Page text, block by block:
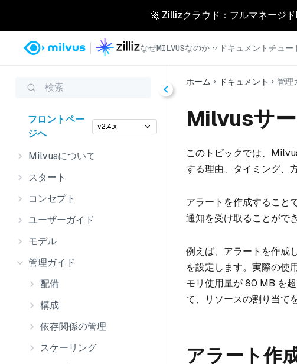
🚀 Zillizクラウド：フルマネージ
なぜMILVUSなのか ドキュメント チュー
検索
フロントペー
ジへ
v2.4.x
Milvusについて
スタート
コンセプト
ユーザーガイド
モデル
管理ガイド
配備
構成
依存関係の管理
スケーリング
ホーム ドキュメント 管理
Milvusサ
このトピックでは、
する理由、タイミング、
アラートを作成すること
通知を受け取ることができ
例えば、アラートを作成
を設定します。実際の使
モリ使用量が 80 MB を
て、リソースの割り当て
アラート作